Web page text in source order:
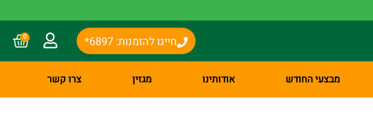
חייגו להזמנות: 6897* 0
מבצעי החודש אודותינו מגזין צרו קשר